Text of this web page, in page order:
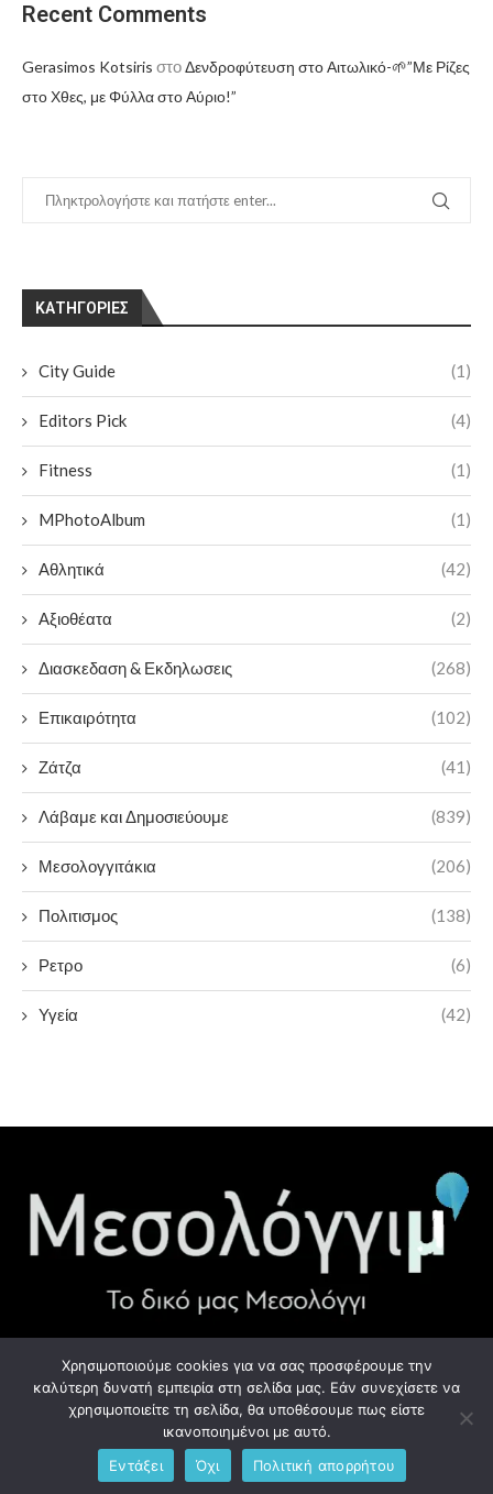
Recent Comments
Gerasimos Kotsiris στοΔενδροφύτευση στο Αιτωλικό-🌱”Με Ρίζες
στο Χθες, με Φύλλα στο Αύριο!”
KΑΤΗΓΟΡΊΕΣ
City Guide (1)
Editors Pick (4)
Fitness (1)
MPhotoAlbum (1)
Αθλητικά (42)
Αξιοθέατα (2)
Διασκεδαση & Εκδηλωσεις (268)
Επικαιρότητα (102)
Ζάτζα (41)
Λάβαμε και Δημοσιεύουμε (839)
Μεσολογγιτάκια (206)
Πολιτισμος (138)
Ρετρο (6)
Υγεία (42)
ΧΡΉΣΙΜΑ LINK
Προσωπικά Δεδομένα - GDPR
Ανδρέου Λόντου 1, Μεσολόγγι 302 00
Χρησιμοποιούμε cookies για να σας προσφέρουμε την
καλύτερη δυνατή εμπειρία στη σελίδα μας. Εάν συνεχίσετε να
χρησιμοποιείτε τη σελίδα, θα υποθέσουμε πως είστε
ικανοποιημένοι με αυτό.
Εντάξει
Όχι Πολιτική απορρήτου